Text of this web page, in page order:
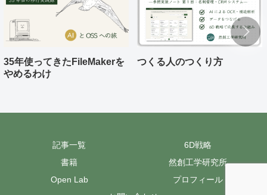
35年使ってきたFileMakerを
やめるわけ
つくる人のつくり方
記事一覧
6D戦略
書籍
然創工学研究所
Open Lab
プロフィール